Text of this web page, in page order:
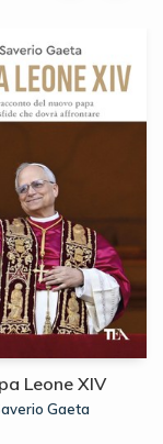
Leone XIV
Gaeta